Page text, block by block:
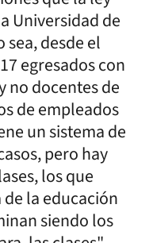
Universidad de
sea, desde el
egresados con
no docentes de
de empleados
un sistema de
pero hay
los que
la educación
siendo los